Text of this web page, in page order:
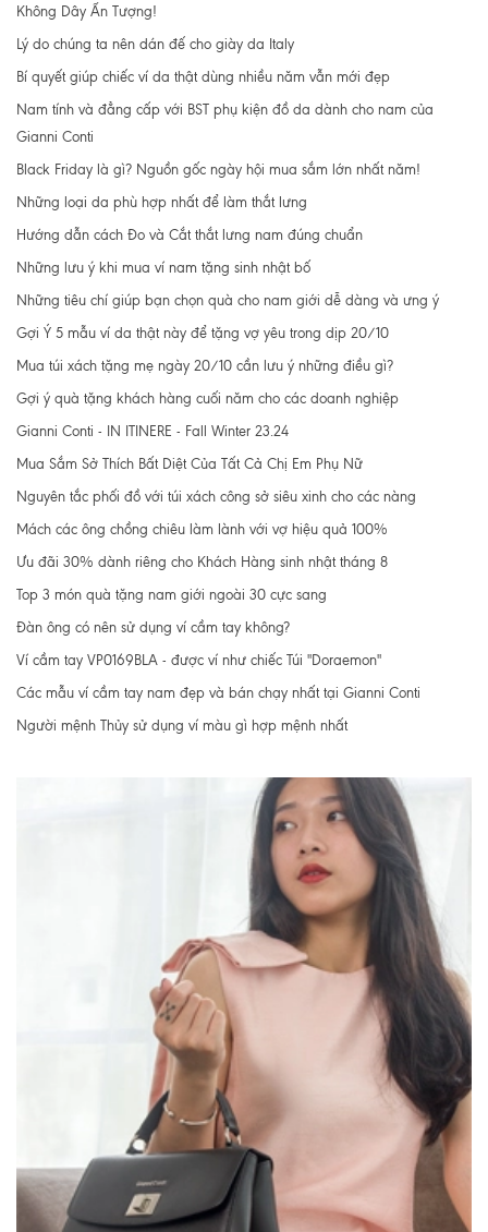
Không Dây Ấn Tượng!
Lý do chúng ta nên dán đế cho giày da Italy
Bí quyết giúp chiếc ví da thật dùng nhiều năm vẫn mới đẹp
Nam tính và đẳng cấp với BST phụ kiện đồ da dành cho nam của
Gianni Conti
Black Friday là gì? Nguồn gốc ngày hội mua sắm lớn nhất năm!
Những loại da phù hợp nhất để làm thắt lưng
Hướng dẫn cách Đo và Cắt thắt lưng nam đúng chuẩn
Những lưu ý khi mua ví nam tặng sinh nhật bố
Những tiêu chí giúp bạn chọn quà cho nam giới dễ dàng và ưng ý
Gợi Ý 5 mẫu ví da thật này để tặng vợ yêu trong dịp 20/10
Mua túi xách tặng mẹ ngày 20/10 cần lưu ý những điều gì?
Gợi ý quà tặng khách hàng cuối năm cho các doanh nghiệp
Gianni Conti - IN ITINERE - Fall Winter 23.24
Mua Sắm Sở Thích Bất Diệt Của Tất Cả Chị Em Phụ Nữ
Nguyên tắc phối đồ với túi xách công sở siêu xinh cho các nàng
Mách các ông chồng chiêu làm lành với vợ hiệu quả 100%
Ưu đãi 30% dành riêng cho Khách Hàng sinh nhật tháng 8
Top 3 món quà tặng nam giới ngoài 30 cực sang
Đàn ông có nên sử dụng ví cầm tay không?
Ví cầm tay VP0169BLA - được ví như chiếc Túi "Doraemon"
Các mẫu ví cầm tay nam đẹp và bán chạy nhất tại Gianni Conti
Người mệnh Thủy sử dụng ví màu gì hợp mệnh nhất